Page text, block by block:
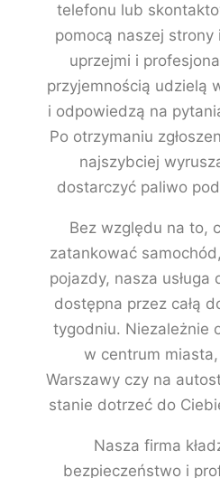
telefonu lub
pomocą naszej
uprzejmi i
przyjemnością udzielą
i odpowiedzą na
Po otrzymaniu
najszybciej
dostarczyć paliwo
Bez względu na to,
zatankować
pojazdy, nasza
dostępna przez całą
tygodniu. Niezależnie
w centrum
Warszawy czy na
stanie dotrzeć do
Nasza firma
bezpieczeństwo i